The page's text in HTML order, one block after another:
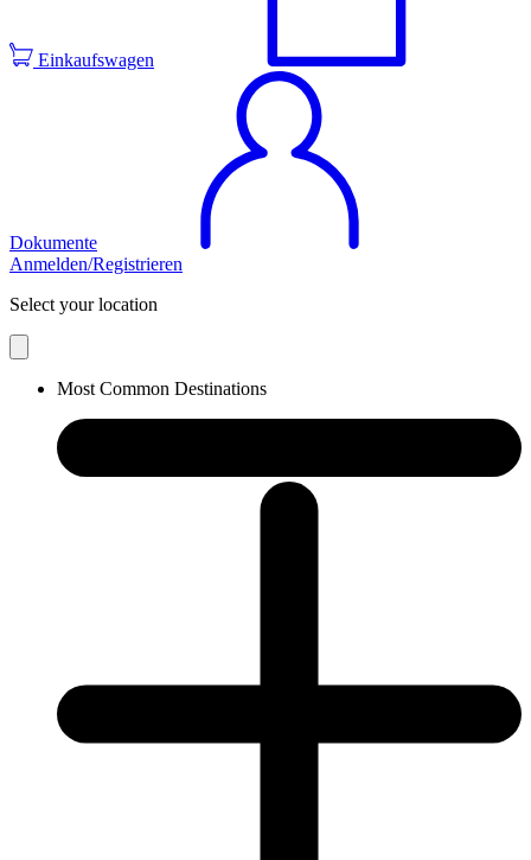
Einkaufswagen
Dokumente
Anmelden/Registrieren
Select your location
Most Common Destinations